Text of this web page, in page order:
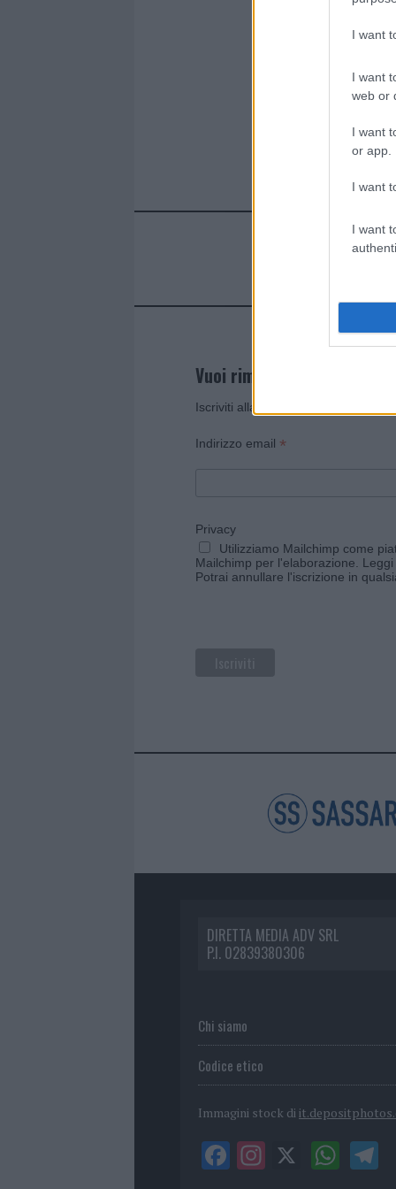
I want
I want
web or
I want
or app.
I want
I want
re
Vuoi rimanere sempre
Iscriviti alla newsletter di Gallura
Indirizzo email *
Privacy
Utilizziamo Mailchimp come
Mailchimp per l'elaborazione.
Potrai annullare l'iscrizione in
DIRETTA MEDIA ADV SRL
P.I. 02839380306
Chi siamo
Codice etico
Immagini stock di